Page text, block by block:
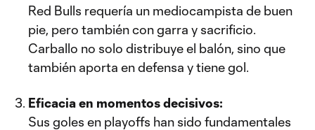
Red Bulls requería un mediocampista de buen
pie, pero también con garra y sacrificio.
Carballo no solo distribuye el balón, sino que
también aporta en defensa y tiene gol.
Eficacia en momentos decisivos:
Sus goles en playoffs han sido fundamentales